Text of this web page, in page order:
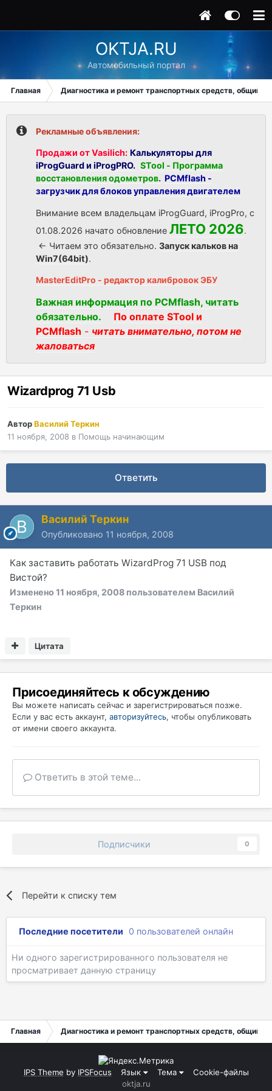
OKTJA.RU
Автомобильный портал
Главная Диагностика и ремонт транспортных средств, общий
Рекламные объявления:
Продажи от Vasilich: Калькуляторы для
iProgGuard и iProgPRO. STool - Программа
восстановления одометров. PCMflash -
загрузчик для блоков управления двигателем
Внимание всем владельцам iProgGuard, iProgPro, с
01.08.2026 начато обновление ЛЕТО 2026.
<- Читаем это обязательно. Запуск кальков на
Win7(64bit).
MasterEditPro - редактор калибровок ЭБУ
Важная информация по PCMflash, читать
обязательно.
По оплате STool и
PCMflash - читать внимательно, потом не
жаловаться
Wizardprog 71 Usb
АвторВасилий Теркин
11 ноября, 2008 в Помощь начинающим
Ответить
Василий Теркин
Опубликовано 11 ноября, 2008
Как заставить работать WizardProg 71 USB под
Вистой?
Изменено 11 ноября, 2008 пользователем Василий
Теркин
Цитата
Присоединяйтесь к обсуждению
Вы можете написать сейчас и зарегистрироваться позже.
Если у вас есть аккаунт, авторизуйтесь, чтобы опубликовать
от имени своего аккаунта.
Ответить в этой теме...
Подписчики 0
Перейти к списку тем
Последние посетители 0 пользователей онлайн
Ни одного зарегистрированного пользователя не
просматривает данную страницу
Главная Диагностика и ремонт транспортных средств, общий
IPS Theme by IPSFocus Язык Тема
Cookie-файлы
oktja.ru